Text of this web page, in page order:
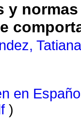
y
Tatiana
en
)